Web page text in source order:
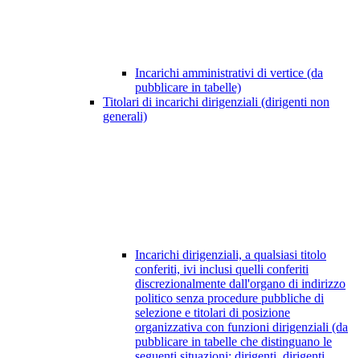
Incarichi amministrativi di vertice (da
pubblicare in tabelle)
Titolari di incarichi dirigenziali (dirigenti non
generali)
Incarichi dirigenziali, a qualsiasi titolo
conferiti, ivi inclusi quelli conferiti
discrezionalmente dall'organo di indirizzo
politico senza procedure pubbliche di
selezione e titolari di posizione
organizzativa con funzioni dirigenziali (da
pubblicare in tabelle che distinguano le